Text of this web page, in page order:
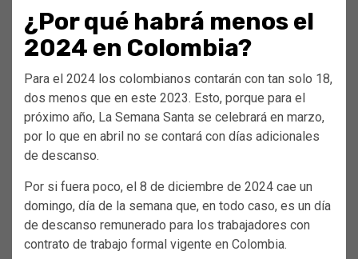
¿Por qué habrá menos el
2024 en Colombia?
Para el 2024 los colombianos contarán con tan solo 18,
dos menos que en este 2023. Esto, porque para el
próximo año, La Semana Santa se celebrará en marzo,
por lo que en abril no se contará con días adicionales
de descanso.
Por si fuera poco, el 8 de diciembre de 2024 cae un
domingo, día de la semana que, en todo caso, es un día
de descanso remunerado para los trabajadores con
contrato de trabajo formal vigente en Colombia.